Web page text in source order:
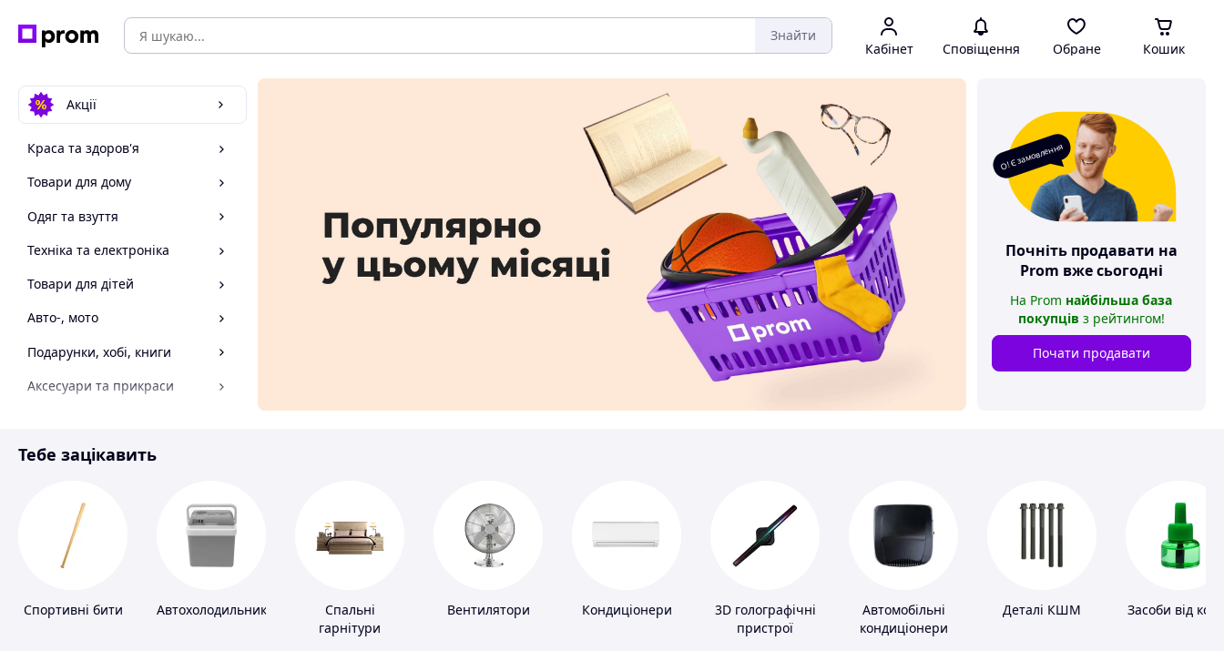
Знайти
Кабінет Сповіщення Обране Кошик
Акції
Краса та здоров'я
Товари для дому
Одяг та взуття
Техніка та електроніка
Товари для дітей
Авто-, мото
Подарунки, хобі, книги
Аксесуари та прикраси
Спорт і відпочинок
О! Є замовлення
Почніть продавати на
Prom вже сьогодні
На Prom найбільша база
покупців з рейтингом!
Почати продавати
Тебе зацікавить
Спортивні бити Автохолодильники
Спальні
гарнітури
Вентилятори Кондиціонери
3D голографічні
пристрої
Автомобільні
кондиціонери
Деталі КШМ Засоби від